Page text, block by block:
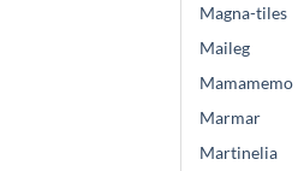
Magna-tiles
Maileg
Mamamemo
Marmar
Martinelia